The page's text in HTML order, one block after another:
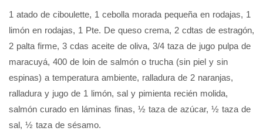
1 atado de ciboulette, 1 cebolla morada pequeña en rodajas, 1
limón en rodajas, 1 Pte. De queso crema, 2 cdtas de estragón,
2 palta firme, 3 cdas aceite de oliva, 3/4 taza de jugo pulpa de
maracuyá, 400 de loin de salmón o trucha (sin piel y sin
espinas) a temperatura ambiente, ralladura de 2 naranjas,
ralladura y jugo de 1 limón, sal y pimienta recién molida,
salmón curado en láminas finas, ½ taza de azúcar, ½ taza de
sal, ½ taza de sésamo.